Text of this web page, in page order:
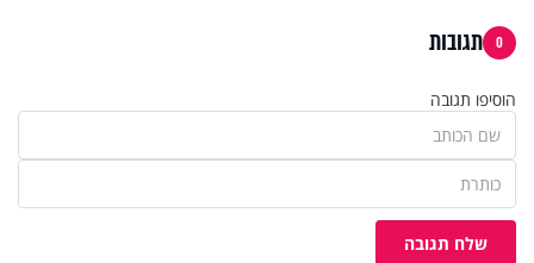
0 תגובות
הוסיפו תגובה
שלח תגובה